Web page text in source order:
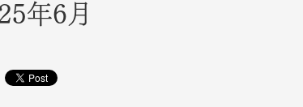
年6月